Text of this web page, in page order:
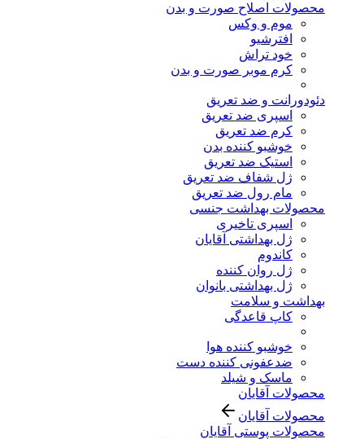
محصولات اصلاح صورت و بدن
موم و وکس
افترشیو
خود تراش
کرم موبر صورت و بدن
دئودورانت و ضد تعریق
اسپری ضد تعریق
کرم ضد تعریق
خوشبو کننده بدن
استیک ضد تعریق
ژل شفاف ضد تعریق
مام رول ضد تعریق
محصولات بهداشت جنسی
اسپری تاخیری
ژل بهداشتی آقایان
کاندوم
ژل روان کننده
ژل بهداشتی بانوان
بهداشت و سلامت
کاپ قاعدگی
خوشبو کننده هوا
ضدعفونی کننده دست
ماسک و شیلد
محصولات آقایان
محصولات آقایان
محصولات پوستی آقایان